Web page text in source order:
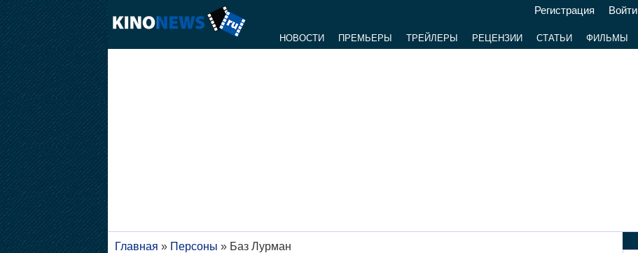
Регистрация Войти
НОВОСТИ ПРЕМЬЕРЫ ТРЕЙЛЕРЫ РЕЦЕНЗИИ СТАТЬИ ФИЛЬМЫ
Главная » Персоны » Баз Лурман